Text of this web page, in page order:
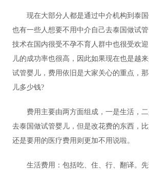
现在大部分人都是通过中介机构到泰
也有一些人想要不用中介自己去泰国做试
技术在国内很受不孕不育人群中也很受欢
儿的成功率也很高，因此如果现在也是越
试管婴儿，费用依旧是大家关心的重点，
儿多少钱?
费用主要由两方面组成，一是生活，
去泰国做试管婴儿，但是改花费的东西，
还是要用的医疗费用则更加不用说啦。
生活费用：包括吃、住、行、翻译。